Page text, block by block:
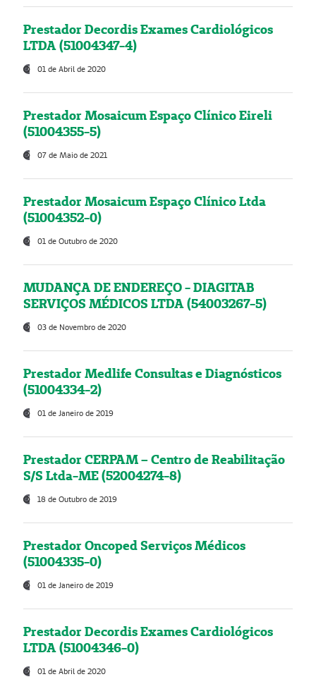
Prestador Decordis Exames Cardiológicos
LTDA (51004347-4)
01 de Abril de 2020
Prestador Mosaicum Espaço Clínico Eireli
(51004355-5)
07 de Maio de 2021
Prestador Mosaicum Espaço Clínico Ltda
(51004352-0)
01 de Outubro de 2020
MUDANÇA DE ENDEREÇO - DIAGITAB
SERVIÇOS MÉDICOS LTDA (54003267-5)
03 de Novembro de 2020
Prestador Medlife Consultas e Diagnósticos
(51004334-2)
01 de Janeiro de 2019
Prestador CERPAM – Centro de Reabilitação
S/S Ltda-ME (52004274-8)
18 de Outubro de 2019
Prestador Oncoped Serviços Médicos
(51004335-0)
01 de Janeiro de 2019
Prestador Decordis Exames Cardiológicos
LTDA (51004346-0)
01 de Abril de 2020